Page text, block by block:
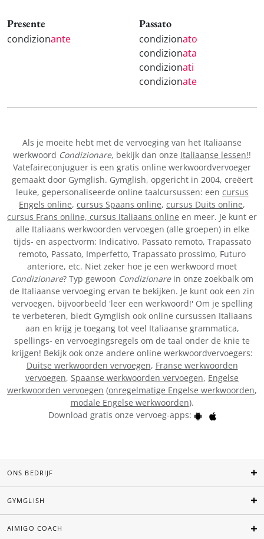
Presente
condizionante
Passato
condizionato
condizionata
condizionati
condizionate
Als je moeite hebt met de vervoeging van het Italiaanse
werkwoord Condizionare, bekijk dan onze Italiaanse lessen!!
Vatefaireconjuguer is een gratis online werkwoordvervoeger
gemaakt door Gymglish. Gymglish, opgericht in 2004, creëert
leuke, gepersonaliseerde online taalcursussen: een cursus
Engels online, cursus Spaans online, cursus Duits online,
cursus Frans online, cursus Italiaans online en meer. Je kunt er
alle Italiaans werkwoorden vervoegen (alle groepen) in elke
tijds- en aspectvorm: Indicativo, Passato remoto, Trapassato
remoto, Passato, Imperfetto, Trapassato prossimo, Futuro
anteriore, etc. Niet zeker hoe je een werkwoord moet
Condizionare? Typ gewoon Condizionarein onze zoekbalk om
de Italiaanse vervoeging ervan te bekijken. Je kunt ook een zin
vervoegen, bijvoorbeeld 'leer een werkwoord!' Om je spelling
te verbeteren, biedt Gymglish ook online cursussen Italiaans
aan en krijg je toegang tot veel Italiaanse grammatica,
spellings- en vervoegingsregels om de taal onder de knie te
krijgen! Bekijk ook onze andere online werkwoordvervoegers:
Duitse werkwoorden vervoegen, Franse werkwoorden
vervoegen, Spaanse werkwoorden vervoegen, Engelse
werkwoorden vervoegen (onregelmatige Engelse werkwoorden,
modale Engelse werkwoorden).
Download gratis onze vervoeg-apps:
ONS BEDRIJF
GYMGLISH
AIMIGO COACH